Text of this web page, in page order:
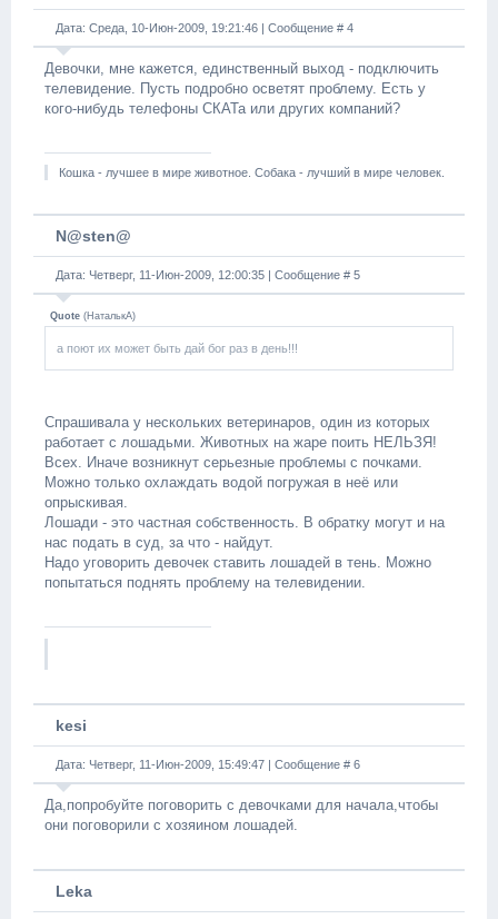
Дата: Среда, 10-Июн-2009, 19:21:46 | Сообщение # 4
Девочки, мне кажется, единственный выход - подключить
телевидение. Пусть подробно осветят проблему. Есть у
кого-нибудь телефоны СКАТа или других компаний?
Кошка - лучшее в мире животное. Собака - лучший в мире человек.
N@sten@
Дата: Четверг, 11-Июн-2009, 12:00:35 | Сообщение # 5
Quote (НаталькА)
а поют их может быть дай бог раз в день!!!
Спрашивала у нескольких ветеринаров, один из которых
работает с лошадьми. Животных на жаре поить НЕЛЬЗЯ!
Всех. Иначе возникнут серьезные проблемы с почками.
Можно только охлаждать водой погружая в неё или
опрыскивая.
Лошади - это частная собственность. В обратку могут и на
нас подать в суд, за что - найдут.
Надо уговорить девочек ставить лошадей в тень. Можно
попытаться поднять проблему на телевидении.
kesi
Дата: Четверг, 11-Июн-2009, 15:49:47 | Сообщение # 6
Да,попробуйте поговорить с девочками для начала,чтобы
они поговорили с хозяином лошадей.
Leka